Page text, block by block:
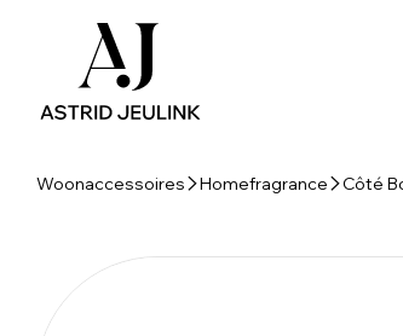
Woonaccessoires Homefragrance Côté